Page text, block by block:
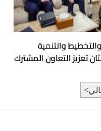
والتنمية
تعزيز التعاون المشترك